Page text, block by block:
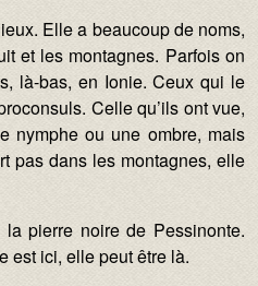
Elle a beaucoup de noms,
et les montagnes. Parfois on
là-bas, en Ionie. Ceux qui le
Celle qu’ils ont vue,
nymphe ou une ombre, mais
pas dans les montagnes, elle
pierre noire de Pessinonte.
est ici, elle peut être là.